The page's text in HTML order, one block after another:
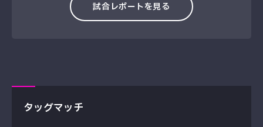
試合レポートを見る
タッグマッチ